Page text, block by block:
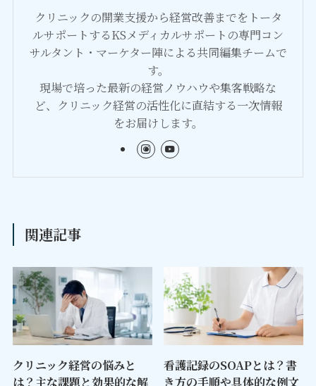
クリニックの開業支援から経営改善までをトータ
ルサポートするKSメディカルサポートの専門コン
サルタント・マーケター陣による共同編集チームで
す。
現場で培った最新の経営ノウハウや集客戦略な
ど、クリニック経営の活性化に直結する一次情報
をお届けします。
関連記事
クリニック経営の悩みと
は？主な課題と効果的な解
看護記録のSOAPとは？書
き方の手順や具体的な例文